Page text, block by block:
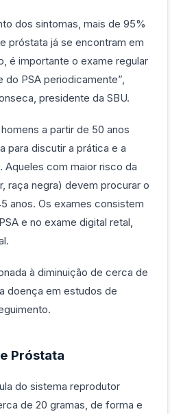
dos sintomas, mais de 95%
próstata já se encontram em
é importante o exame regular
PSA periodicamente”,
presidente da SBU.
a partir de 50 anos
para discutir a prática e a
Aqueles com maior risco da
raça negra) devem procurar o
anos. Os exames consistem
e no exame digital retal,
à diminuição de cerca de
doença em estudos de
Próstata
do sistema reprodutor
de 20 gramas, de forma e